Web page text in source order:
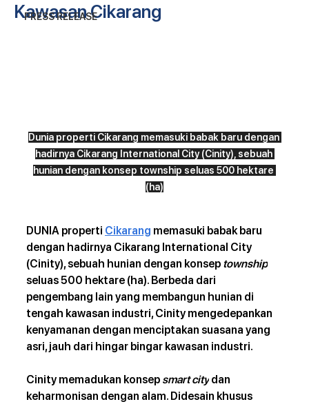
PRESS RELEASE
Kawasan Cikarang
Dunia properti Cikarang memasuki babak baru dengan
hadirnya Cikarang International City (Cinity), sebuah
hunian dengan konsep township seluas 500 hektare
(ha)
DUNIA properti Cikarang memasuki babak baru
dengan hadirnya Cikarang International City
(Cinity), sebuah hunian dengan konsep township
seluas 500 hektare (ha). Berbeda dari
pengembang lain yang membangun hunian di
tengah kawasan industri, Cinity mengedepankan
kenyamanan dengan menciptakan suasana yang
asri, jauh dari hingar bingar kawasan industri.
Cinity memadukan konsep smart city dan
keharmonisan dengan alam. Didesain khusus